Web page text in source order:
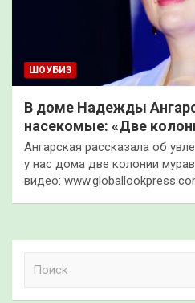
ШОУБИЗ
В доме Надежды
насекомые: «Две
Ангарская рассказала об
у нас дома две колонии
видео: